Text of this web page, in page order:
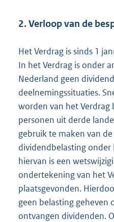
2. Verloop van de
Het Verdrag is sinds 1
In het Verdrag is onder
Nederland geen
deelnemingssituaties.
worden van het
personen uit derde
gebruik te maken van
dividendbelasting onder
hiervan is een
ondertekening van het
plaatsgevonden.
geen belasting geheven
ontvangen dividenden.